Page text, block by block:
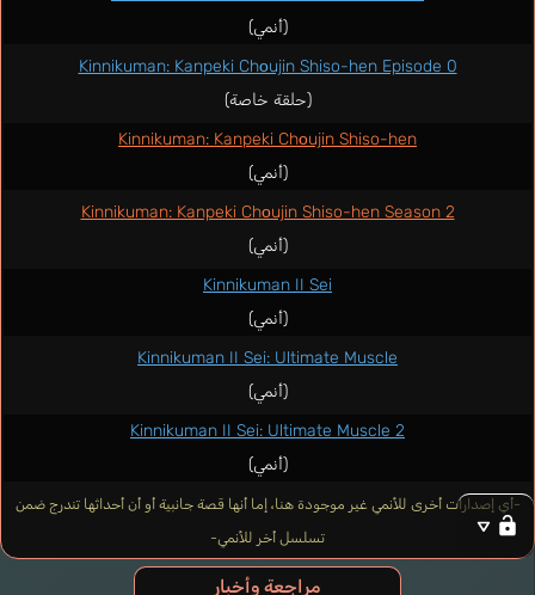
مراجعة وأخبار
(أنمي)
Kinnikuman: Kanpeki Chоujin Shiso-hen Episode 0
(حلقة خاصة)
Kinnikuman: Kanpeki Chоujin Shiso-hen
(أنمي)
Kinnikuman: Kanpeki Chоujin Shiso-hen Season 2
(أنمي)
Kinnikuman II Sei
(أنمي)
Kinnikuman II Sei: Ultimate Muscle
(أنمي)
Kinnikuman II Sei: Ultimate Muscle 2
(أنمي)
-أي إصدارات أخرى للأنمي غير موجودة هنا، إما أنها قصة جانبية أو أن أحداثها تندرج ضمن
تسلسل أخر للأنمي-